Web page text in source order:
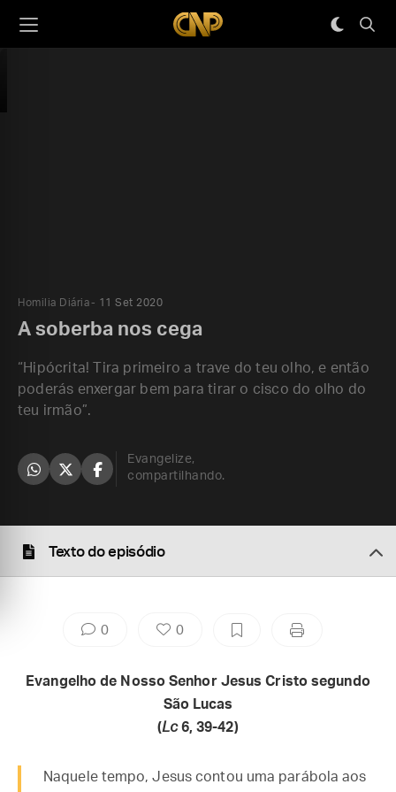
Homilia Diária 11 Set 2020
A soberba nos cega
“Hipócrita! Tira primeiro a trave do teu olho, e então
poderás enxergar bem para tirar o cisco do olho do
teu irmão”.
Evangelize,
compartilhando.
Texto do episódio
0 0
Evangelho de Nosso Senhor Jesus Cristo segundo
São Lucas
(Lc6, 39-42)
Naquele tempo, Jesus contou uma parábola aos